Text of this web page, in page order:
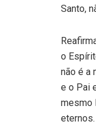
Santo,
o
não é a
e o Pai
mesmo
eternos.